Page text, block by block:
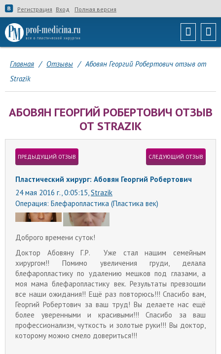
Регистрация Вход Полная версия
Главная / Отзывы / Абовян Георгий Робертович отзыв от
Strazik
АБОВЯН ГЕОРГИЙ РОБЕРТОВИЧ ОТЗЫВ
ОТ STRAZIK
ПРЕДЫДУЩИЙ ОТЗЫВ СЛЕДУЮЩИЙ ОТЗЫВ
Пластический хирург: Абовян Георгий Робертович
24 мая 2016 г., 0:05:15, Strazik
Операция: Блефаропластика (Пластика век)
Доброго времени суток!
Доктор Абовяну Г.Р. Уже стал нашим семейным
хирургом!! Помимо увеличения груди, делала
блефаропластику по удалению мешков под глазами, а
моя мама блефаропластику век. Результаты превзошли
все наши ожидания!! Ещё раз повторюсь!!! Спасибо вам,
Георгий Робертович за ваш труд! Вы делаете нас ещё
более уверенными и красивыми!!! Спасибо за ваш
профессионализм, чуткость и золотые руки!!! Вы доктор,
которому можно смело довериться!!!